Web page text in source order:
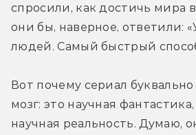
спросили, как достичь мира
они бы, наверное, ответили:
людей. Самый быстрый
Вот почему сериал
мозг: это научная
научная реальность. Думаю,